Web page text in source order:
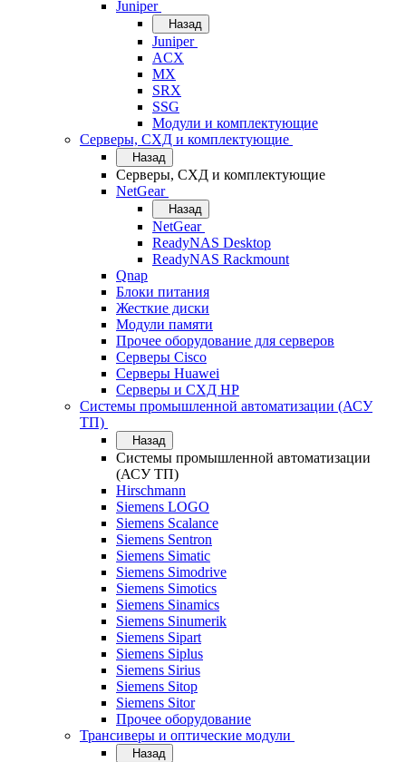
Juniper
Назад
Juniper
ACX
MX
SRX
SSG
Модули и комплектующие
Серверы, СХД и комплектующие
Назад
Серверы, СХД и комплектующие
NetGear
Назад
NetGear
ReadyNAS Desktop
ReadyNAS Rackmount
Qnap
Блоки питания
Жесткие диски
Модули памяти
Прочее оборудование для серверов
Серверы Cisco
Серверы Huawei
Серверы и СХД HP
Системы промышленной автоматизации (АСУ
ТП)
Назад
Системы промышленной автоматизации
(АСУ ТП)
Hirschmann
Siemens LOGO
Siemens Scalance
Siemens Sentron
Siemens Simatic
Siemens Simodrive
Siemens Simotics
Siemens Sinamics
Siemens Sinumerik
Siemens Sipart
Siemens Siplus
Siemens Sirius
Siemens Sitop
Siemens Sitor
Прочее оборудование
Трансиверы и оптические модули
Назад